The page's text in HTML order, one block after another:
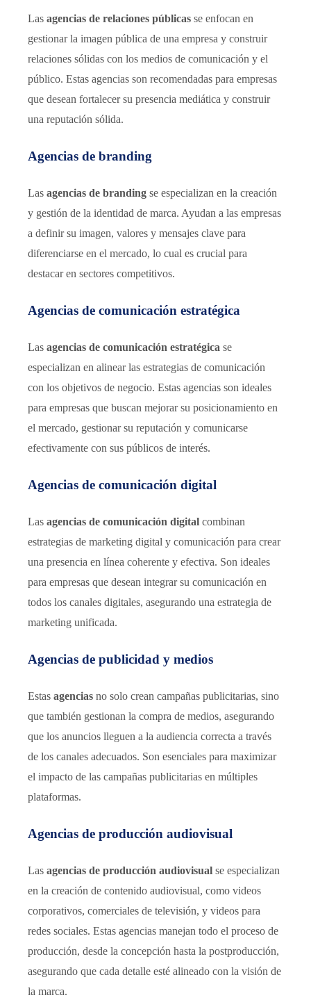
Las agencias de relaciones públicas se enfocan en
gestionar la imagen pública de una empresa y construir
relaciones sólidas con los medios de comunicación y el
público. Estas agencias son recomendadas para empresas
que desean fortalecer su presencia mediática y construir
una reputación sólida.
Agencias de branding
Las agencias de branding se especializan en la creación
y gestión de la identidad de marca. Ayudan a las empresas
a definir su imagen, valores y mensajes clave para
diferenciarse en el mercado, lo cual es crucial para
destacar en sectores competitivos.
Agencias de comunicación estratégica
Las agencias de comunicación estratégica se
especializan en alinear las estrategias de comunicación
con los objetivos de negocio. Estas agencias son ideales
para empresas que buscan mejorar su posicionamiento en
el mercado, gestionar su reputación y comunicarse
efectivamente con sus públicos de interés.
Agencias de comunicación digital
Las agencias de comunicación digital combinan
estrategias de marketing digital y comunicación para crear
una presencia en línea coherente y efectiva. Son ideales
para empresas que desean integrar su comunicación en
todos los canales digitales, asegurando una estrategia de
marketing unificada.
Agencias de publicidad y medios
Estas agencias no solo crean campañas publicitarias, sino
que también gestionan la compra de medios, asegurando
que los anuncios lleguen a la audiencia correcta a través
de los canales adecuados. Son esenciales para maximizar
el impacto de las campañas publicitarias en múltiples
plataformas.
Agencias de producción audiovisual
Las agencias de producción audiovisual se especializan
en la creación de contenido audiovisual, como videos
corporativos, comerciales de televisión, y videos para
redes sociales. Estas agencias manejan todo el proceso de
producción, desde la concepción hasta la postproducción,
asegurando que cada detalle esté alineado con la visión de
la marca.